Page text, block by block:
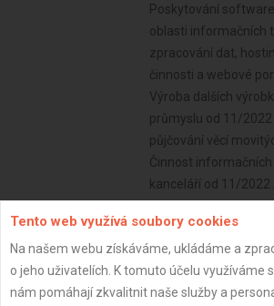
Tento web využívá soubory cookies
Na našem webu získáváme, ukládáme a
o jeho uživatelích. K tomuto účelu využíváme
nám pomáhají zkvalitnit naše služby a